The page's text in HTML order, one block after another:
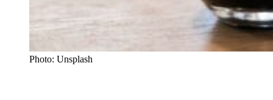
Photo: Unsplash